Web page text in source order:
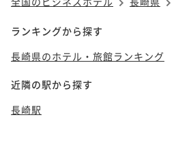
ランキングから探す
長崎県のホテル・旅館ランキング
近隣の駅から探す
長崎駅